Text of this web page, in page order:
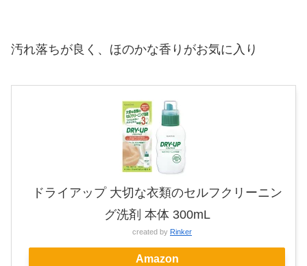
汚れ落ちが良く、ほのかな香りがお気に入り
ドライアップ 大切な衣類のセルフクリーニン
グ洗剤 本体 300mL
created by Rinker
Amazon